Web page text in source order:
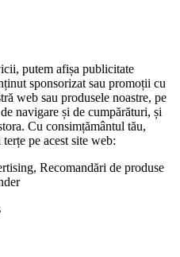
putem afișa publicitate
sponsorizat sau promoții cu
web sau produsele noastre, pe
navigare și de cumpărături, și
Cu consimțământul tău,
pe acest site web:
Recomandări de produse